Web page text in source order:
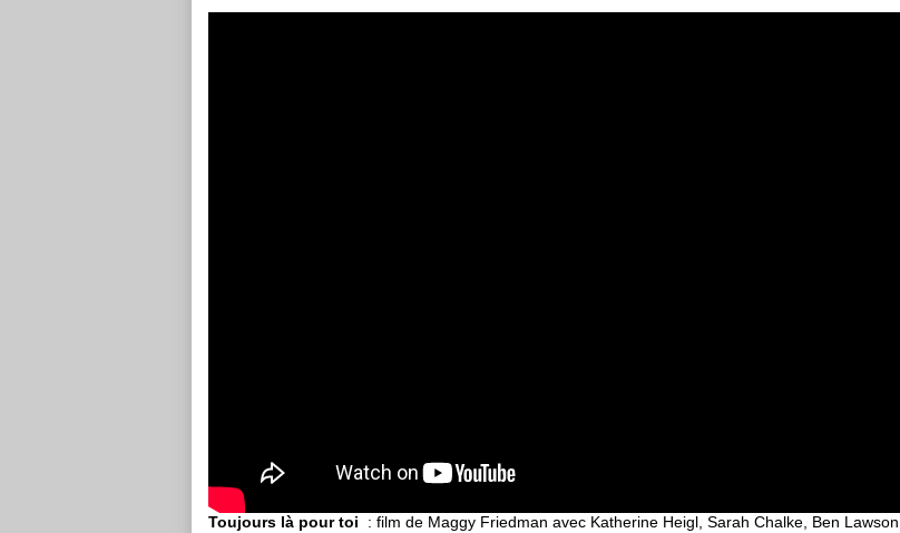
Toujours là pour toi : film de Maggy Friedman avec Katherine Heigl, Sarah Chalke, Ben Lawson.